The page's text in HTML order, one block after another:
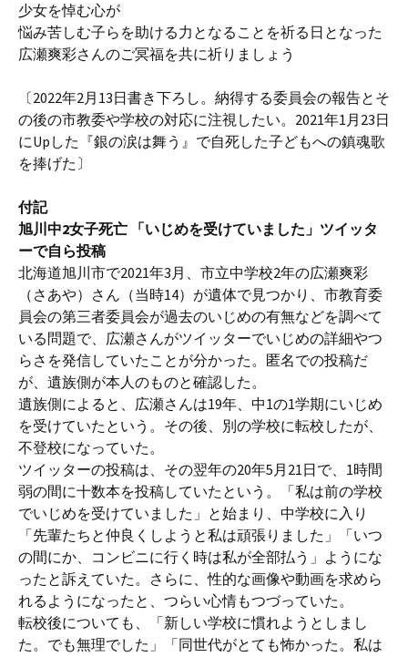
少女を悼む心が
悩み苦しむ子らを助ける力となることを祈る日となった
広瀬爽彩さんのご冥福を共に祈りましょう
〔2022年2月13日書き下ろし。納得する委員会の報告とそ
の後の市教委や学校の対応に注視したい。2021年1月23日
にUpした『銀の涙は舞う』で自死した子どもへの鎮魂歌
を捧げた〕
付記
旭川中2女子死亡 「いじめを受けていました」ツイッタ
ーで自ら投稿
北海道旭川市で2021年3月、市立中学校2年の広瀬爽彩
（さあや）さん（当時14）が遺体で見つかり、市教育委
員会の第三者委員会が過去のいじめの有無などを調べて
いる問題で、広瀬さんがツイッターでいじめの詳細やつ
らさを発信していたことが分かった。匿名での投稿だ
が、遺族側が本人のものと確認した。
遺族側によると、広瀬さんは19年、中1の1学期にいじめ
を受けていたという。その後、別の学校に転校したが、
不登校になっていた。
ツイッターの投稿は、その翌年の20年5月21日で、1時間
弱の間に十数本を投稿していたという。「私は前の学校
でいじめを受けていました」と始まり、中学校に入り
「先輩たちと仲良くしようと私は頑張りました」「いつ
の間にか、コンビニに行く時は私が全部払う」ようにな
ったと訴えていた。さらに、性的な画像や動画を求めら
れるようになったと、つらい心情もつづっていた。
転校後についても、「新しい学校に慣れようとしまし
た。でも無理でした」「同世代がとても怖かった。私は